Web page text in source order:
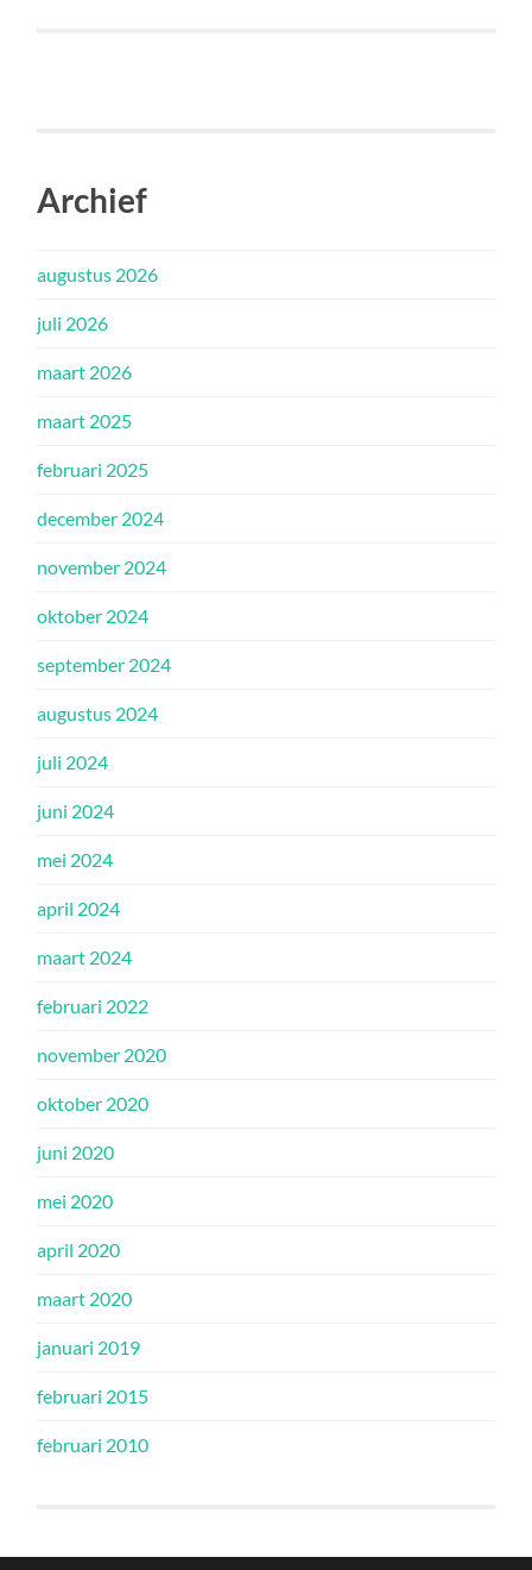
Archief
augustus 2026
juli 2026
maart 2026
maart 2025
februari 2025
december 2024
november 2024
oktober 2024
september 2024
augustus 2024
juli 2024
juni 2024
mei 2024
april 2024
maart 2024
februari 2022
november 2020
oktober 2020
juni 2020
mei 2020
april 2020
maart 2020
januari 2019
februari 2015
februari 2010